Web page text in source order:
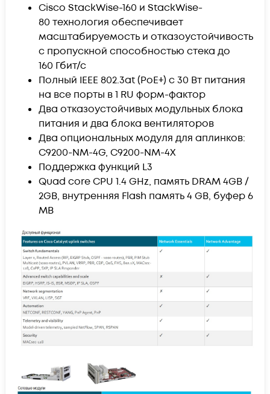
Cisco StackWise-160 и StackWise-
80 технология обеспечивает
масштабируемость и отказоустойчивость
с пропускной способностью стека до
160 Гбит/с
Полный IEEE 802.3at (PoE+) с 30 Вт питания
на все порты в 1 RU форм-фактор
Два отказоустойчивых модульных блока
питания и два блока вентиляторов
Два опциональных модуля для аплинков:
C9200-NM-4G, C9200-NM-4X
Поддержка функций L3
Quad core CPU 1.4 GHz, память DRAM 4GB /
2GB, внутренняя Flash память 4 GB, буфер 6
MB